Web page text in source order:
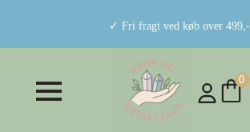
✓ Fri fragt ved køb over 499,-
0